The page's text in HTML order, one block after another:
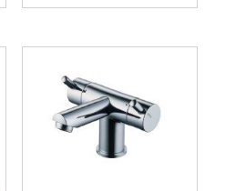
格：
格：